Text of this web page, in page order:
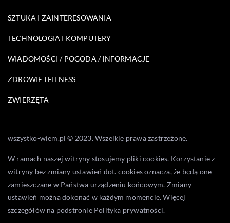
SZTUKA I ZAINTERESOWANIA
TECHNOLOGIA I KOMPUTERY
WIADOMOŚCI / POGODA / INFORMACJE
ZDROWIE I FITNESS
ZWIERZĘTA
wszystko-wiem.pl © 2023. Wszelkie prawa zastrzeżone.
W ramach naszej witryny stosujemy pliki cookies. Korzystanie z
witryny bez zmiany ustawień dot. cookies oznacza, że będą one
zamieszczane w Państwa urządzeniu końcowym. Zmiany
ustawień można dokonać w każdym momencie. Więcej
szczegółów na podstronie Polityka prywatności.